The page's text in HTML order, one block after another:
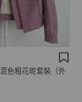
色粗花呢套裝（外